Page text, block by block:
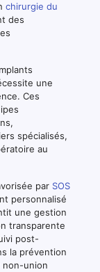
chirurgie du
des
une
Ces
spécialisés,
au
par SOS
personnalisé
une gestion
transparente
post-
la prévention
non-union